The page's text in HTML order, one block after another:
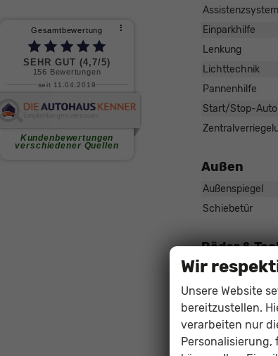
Einparkhilfe
Lenkung
Lichttechnik
Pannenhilfe
Start/Stop-
Außen
Außenspiegel
Schiebetür
Räder &
Antriebsachse
Fahrwerk- und
Felgengröße
Felgentyp
Reifentyp
Wir
Unsere Website
bereitzustellen.
verarbeiten nur
Personalisierung,